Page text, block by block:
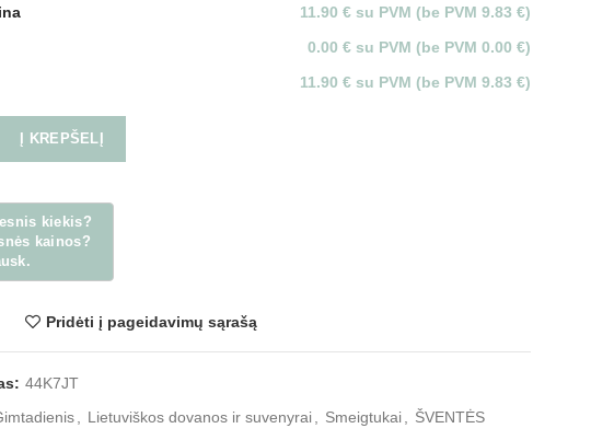
11.90 € su PVM (be PVM 9.83 €)
0.00 € su PVM (be PVM 0.00 €)
11.90 € su PVM (be PVM 9.83 €)
Į KREPŠELĮ
Pridėti į pageidavimų sąrašą
44K7JT
Lietuviškos dovanos ir suvenyrai Smeigtukai
ŠVENTĖS